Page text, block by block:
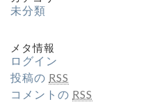
未分類
メタ情報
ログイン
投稿の RSS
コメントの RSS